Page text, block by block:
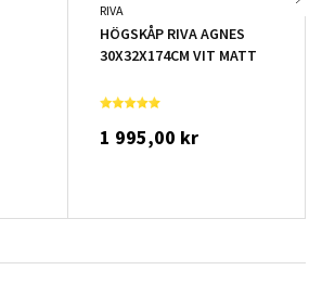
RIVA
HÖGSKÅP RIVA AGNES
30X32X174CM VIT MATT
1 995,00 kr